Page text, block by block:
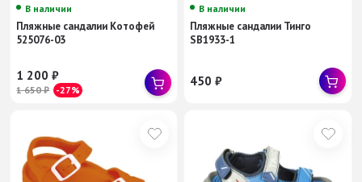
В наличии
Пляжные сандалии Котофей
525076-03
1 200₽
1 650₽ -27%
В наличии
Пляжные сандалии Тинго
SB1933-1
450₽